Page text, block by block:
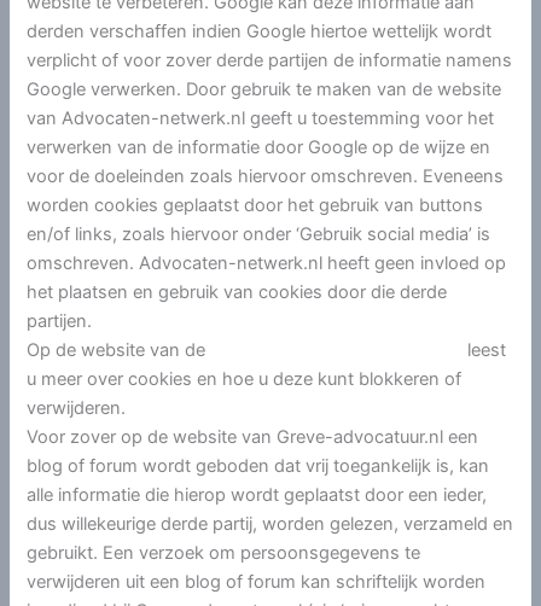
derden verschaffen indien Google hiertoe wettelijk wordt
verplicht of voor zover derde partijen de informatie namens
Google verwerken. Door gebruik te maken van de website
van Advocaten-netwerk.nl geeft u toestemming voor het
verwerken van de informatie door Google op de wijze en
voor de doeleinden zoals hiervoor omschreven. Eveneens
worden cookies geplaatst door het gebruik van buttons
en/of links, zoals hiervoor onder ‘Gebruik social media’ is
omschreven. Advocaten-netwerk.nl heeft geen invloed op
het plaatsen en gebruik van cookies door die derde
partijen.
Op de website van de
leest
u meer over cookies en hoe u deze kunt blokkeren of
verwijderen.
Voor zover op de website van Greve-advocatuur.nl een
blog of forum wordt geboden dat vrij toegankelijk is, kan
alle informatie die hierop wordt geplaatst door een ieder,
dus willekeurige derde partij, worden gelezen, verzameld en
gebruikt. Een verzoek om persoonsgegevens te
verwijderen uit een blog of forum kan schriftelijk worden